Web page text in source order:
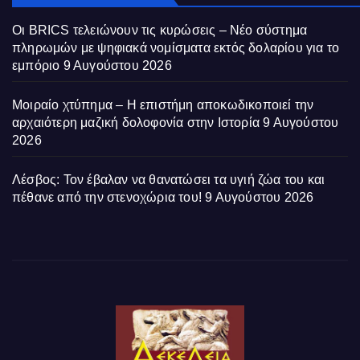
Οι BRICS τελειώνουν τις κυρώσεις – Νέο σύστημα
πληρωμών με ψηφιακά νομίσματα εκτός δολαρίου για το
εμπόριο 9 Αυγούστου 2026
Μοιραίο χτύπημα – Η επιστήμη αποκωδικοποιεί την
αρχαιότερη μαζική δολοφονία στην Ιστορία 9 Αυγούστου
2026
Λέσβος: Τον έβαλαν να θανατώσει τα υγιή ζώα του και
πέθανε από την στενοχώρια του! 9 Αυγούστου 2026